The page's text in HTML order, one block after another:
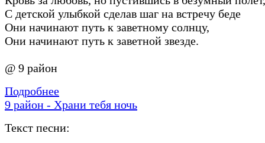
С детской улыбкой сделав шаг на встречу беде
Они начинают путь к заветному солнцу,
Они начинают путь к заветной звезде.
@ 9 район
Подробнее
9 район - Храни тебя ночь
Текст песни: